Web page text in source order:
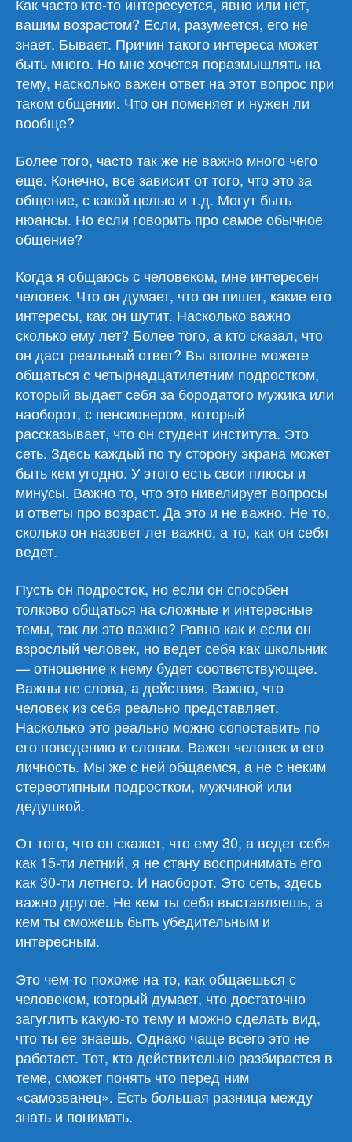
при
общении
в
не
важен
вашим возрастом? Если, разумеется, его не
знает. Бывает. Причин такого интереса может
быть много. Но мне хочется поразмышлять на
тему, насколько важен ответ на этот вопрос при
таком общении. Что он поменяет и нужен ли
вообще?
Более того, часто так же не важно много чего
еще. Конечно, все зависит от того, что это за
общение, с какой целью и т.д. Могут быть
нюансы. Но если говорить про самое обычное
общение?
Когда я общаюсь с человеком, мне интересен
человек. Что он думает, что он пишет, какие его
интересы, как он шутит. Насколько важно
сколько ему лет? Более того, а кто сказал, что
он даст реальный ответ? Вы вполне можете
общаться с четырнадцатилетним подростком,
который выдает себя за бородатого мужика или
наоборот, с пенсионером, который
рассказывает, что он студент института. Это
сеть. Здесь каждый по ту сторону экрана может
быть кем угодно. У этого есть свои плюсы и
минусы. Важно то, что это нивелирует вопросы
и ответы про возраст. Да это и не важно. Не то,
сколько он назовет лет важно, а то, как он себя
ведет.
Пусть он подросток, но если он способен
толково общаться на сложные и интересные
темы, так ли это важно? Равно как и если он
взрослый человек, но ведет себя как школьник
— отношение к нему будет соответствующее.
Важны не слова, а действия. Важно, что
человек из себя реально представляет.
Насколько это реально можно сопоставить по
его поведению и словам. Важен человек и его
личность. Мы же с ней общаемся, а не с неким
стереотипным подростком, мужчиной или
дедушкой.
От того, что он скажет, что ему 30, а ведет себя
как 15-ти летний, я не стану воспринимать его
как 30-ти летнего. И наоборот. Это сеть, здесь
важно другое. Не кем ты себя выставляешь, а
кем ты сможешь быть убедительным и
интересным.
Это чем-то похоже на то, как общаешься с
человеком, который думает, что достаточно
загуглить какую-то тему и можно сделать вид,
что ты ее знаешь. Однако чаще всего это не
работает. Тот, кто действительно разбирается в
теме, сможет понять что перед ним
«самозванец». Есть большая разница между
знать и понимать.